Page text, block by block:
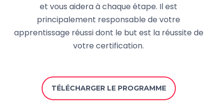
et vous aidera à chaque étape. Il est
principalement responsable de votre
apprentissage réussi dont le but est la réussite de
votre certification.
TÉLÉCHARGER LE PROGRAMME